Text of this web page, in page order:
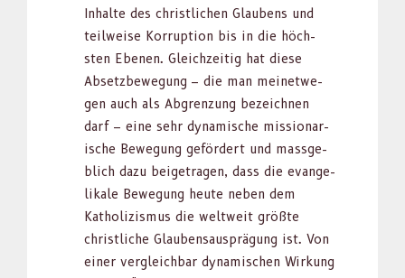
Inhalte des christlichen Glaubens und
teil­weise Kor­rup­tion bis in die höch­
sten Ebe­nen. Gle­ichzeit­ig hat diese
Abset­zbe­we­gung – die man meinetwe­
gen auch als Abgren­zung beze­ich­nen
darf – eine sehr dynamis­che mis­sion­ar­
ische Bewe­gung gefördert und mass­ge­
blich dazu beige­tra­gen, dass die evan­ge­
likale Bewe­gung heute neben dem
Katholizis­mus die weltweit größte
christliche Glauben­saus­prä­gung ist. Von
ein­er ver­gle­ich­bar dynamis­chen Wirkung